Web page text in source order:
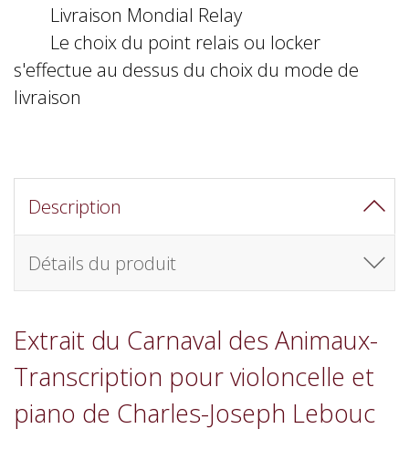
Livraison Mondial Relay
Le choix du point relais ou locker
s'effectue au dessus du choix du mode de
livraison
Description
Détails du produit
Extrait du Carnaval des Animaux-
Transcription pour violoncelle et
piano de Charles-Joseph Lebouc